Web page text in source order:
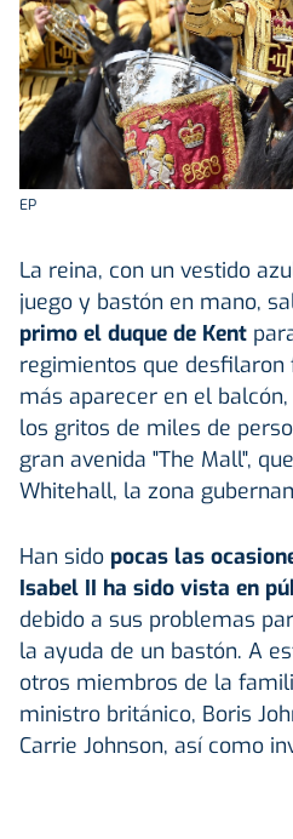
EP
La reina, con un vestido
juego y bastón en mano,
primo el duque de Kent
regimientos que desfilaron
más aparecer en el
los gritos de miles de
gran avenida "The Mall",
Whitehall, la zona
Han sido pocas las
Isabel II ha sido vista en
debido a sus problemas
la ayuda de un bastón. A
otros miembros de la
ministro británico, Boris
Carrie Johnson, así como